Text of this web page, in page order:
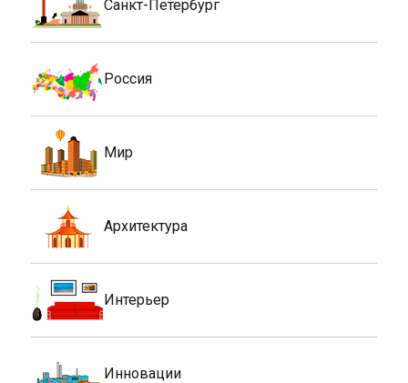
Санкт-Петербург
Россия
Мир
Архитектура
Интерьер
Инновации